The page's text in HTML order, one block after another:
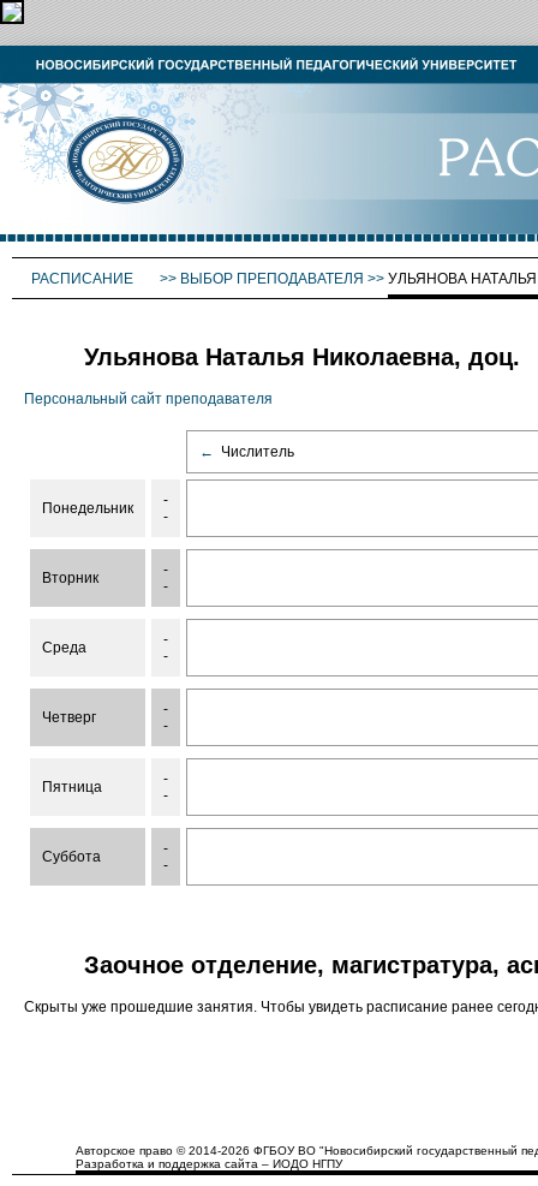
РАСПИСАНИЕ >> ВЫБОР ПРЕПОДАВАТЕЛЯ >> УЛЬЯНОВА
Ульянова Наталья Николаевна, доц.
Персональный сайт преподавателя
← Числитель
Понедельник
-
-
Вторник
-
-
Среда
-
-
Четверг
-
-
Пятница
-
-
Суббота
-
-
Заочное отделение, магистратура,
Скрыты уже прошедшие занятия. Чтобы увидеть расписание ранее
Авторское право © 2014-2026 ФГБОУ ВО "Новосибирский государственный
Разработка и поддержка сайта – ИОДО НГПУ